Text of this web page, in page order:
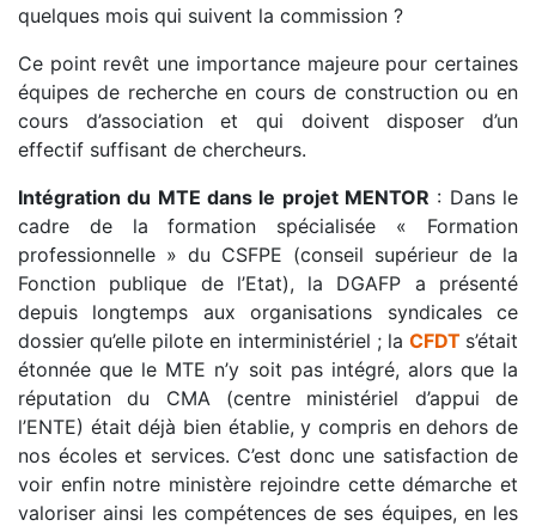
quelques mois qui suivent la commission ?
Ce point revêt une importance majeure pour certaines
équipes de recherche en cours de construction ou en
cours d’association et qui doivent disposer d’un
effectif suffisant de chercheurs.
Intégration du MTE dans le projet MENTOR : Dans le
cadre de la formation spécialisée « Formation
professionnelle » du CSFPE (conseil supérieur de la
Fonction publique de l’Etat), la DGAFP a présenté
depuis longtemps aux organisations syndicales ce
dossier qu’elle pilote en interministériel ; la CFDT s’était
étonnée que le MTE n’y soit pas intégré, alors que la
réputation du CMA (centre ministériel d’appui de
l’ENTE) était déjà bien établie, y compris en dehors de
nos écoles et services. C’est donc une satisfaction de
voir enfin notre ministère rejoindre cette démarche et
valoriser ainsi les compétences de ses équipes, en les